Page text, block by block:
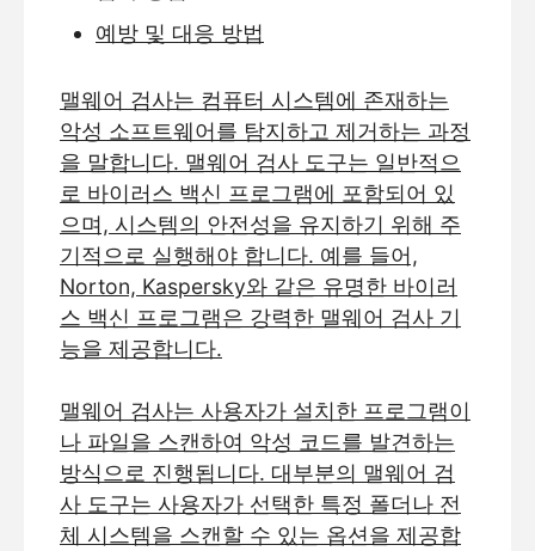
예방 및 대응 방법
맬웨어 검사는 컴퓨터 시스템에 존재하는
악성 소프트웨어를 탐지하고 제거하는 과정
을 말합니다. 맬웨어 검사 도구는 일반적으
로 바이러스 백신 프로그램에 포함되어 있
으며, 시스템의 안전성을 유지하기 위해 주
기적으로 실행해야 합니다. 예를 들어,
Norton, Kaspersky와 같은 유명한 바이러
스 백신 프로그램은 강력한 맬웨어 검사 기
능을 제공합니다.
맬웨어 검사는 사용자가 설치한 프로그램이
나 파일을 스캔하여 악성 코드를 발견하는
방식으로 진행됩니다. 대부분의 맬웨어 검
사 도구는 사용자가 선택한 특정 폴더나 전
체 시스템을 스캔할 수 있는 옵션을 제공합